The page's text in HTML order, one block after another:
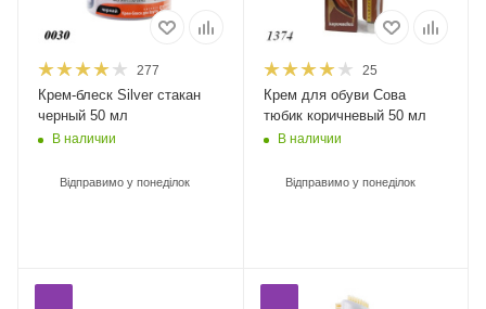
277
Крем-блеск Silver стакан
черный 50 мл
В наличии
Відправимо у понеділок
25
Крем для обуви Сова
тюбик коричневый 50 мл
В наличии
Відправимо у понеділок